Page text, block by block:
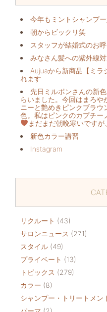
今年もミントシャンプ
朝からビックリ️笑
スタッフが結婚式のお
みなさん髪への紫外線
Aujuaから新商品【ミラ
れます
先日ミルボンさんの新
らいました。今回はまろや
ニーと艶めきピンクブラ
色。私はピンクのカプチー
まだまだ朝晩寒いです
新色カラー講習
Instagram
リクルート (43)
サロンニュース (271)
スタイル (49)
プライベート (13)
トピックス (279)
カラー (8)
シャンプー・トリートメン